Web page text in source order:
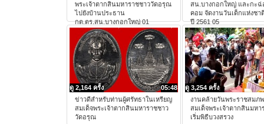
พระเจ้าตากสินมหาราชชาววัดอรุณ
ไปยังบ้านประธาน
กต.ตร.สน.บางกอกใหญ่ 01
สน.บางกอกใหญ่ และกะ
คอม จัดงานวันเด็กแห่งชา
ปี 2561 05
05:48
ดู 2,164 ครั้ง
ข่าวดีสำหรับท่านผู้ศรัทธาในเหรียญ
สมเด็จพระเจ้าตากสินมหาราชชาว
วัดอรุณ
ดู 3,254 ครั้ง
งานคล้ายวันพระราชสมภ
สมเด็จพระเจ้าตากสินมหา
เริ่มพิธีบวงสรวง